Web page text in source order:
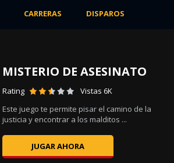
CARRERAS DISPAROS
MISTERIO DE ASESINATO
Rating
Vistas 6K
Este juego te permite pisar el camino de la
justicia y encontrar a los malditos ...
JUGAR AHORA